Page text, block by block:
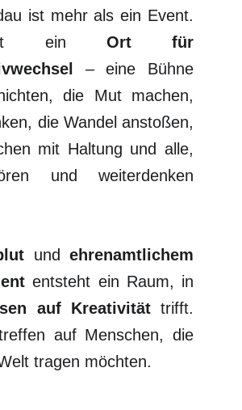
ist mehr als ein Event.
ein Ort für
– eine Bühne
die Mut machen,
die Wandel anstoßen,
mit Haltung und alle,
und weiterdenken
undehrenamtlichem
entsteht ein Raum, in
auf Kreativitättrifft.
auf Menschen, die
tragen möchten.